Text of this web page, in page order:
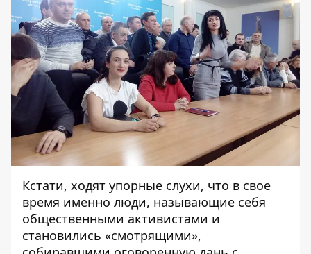
Кстати, ходят упорные слухи, что в свое
время именно люди, называющие себя
общественными активистами и
становились «смотрящими»,